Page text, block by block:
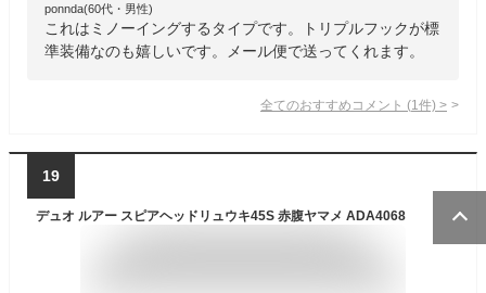
ponnda(60代・男性)
これはミノーイングするタイプです。トリプルフックが標
準装備なのも嬉しいです。メール便で送ってくれます。
全てのおすすめコメント (1 件) >
19
デュオ ルアー スピアヘッドリュウキ45S 赤腹ヤマメ ADA4068